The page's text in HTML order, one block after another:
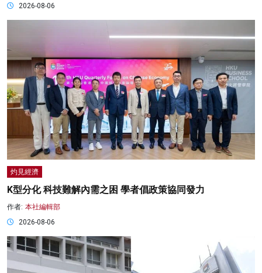
2026-08-06
灼見經濟
K型分化 科技難解內需之困 學者倡政策協同發力
作者: 本社編輯部
2026-08-06